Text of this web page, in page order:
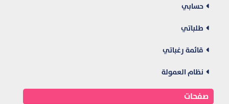
حسابي
طلباتي
قائمة رغباتي
نظام العمولة
صفحات